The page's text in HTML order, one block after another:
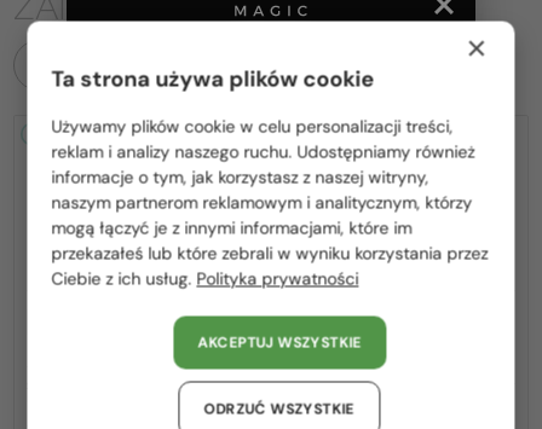
WSZYSTKIE PRODUKTY
2-4 DNI
Sončna očala
2-4 DNI
MIU MIU—Sončna očala
MU 11ZS - 16K01O - 51
939 PLN
Proszę wybierz z listy odpowiedni dla Ciebie kraj:
Polska / PL
România / RO
Magyarország / HU
United Arab Emirates / EN
Austria / AT
Niemcy / DE
×
Ta strona używa plików cookie
Używamy plików cookie w celu personalizacji treści,
reklam i analizy naszego ruchu. Udostępniamy również
informacje o tym, jak korzystasz z naszej witryny,
naszym partnerom reklamowym i analitycznym, którzy
mogą łączyć je z innymi informacjami, które im
przekazałeś lub które zebrali w wyniku korzystania przez
Ciebie z ich usług. Polityka prywatności
AKCEPTUJ WSZYSTKIE
ODRZUĆ WSZYSTKIE